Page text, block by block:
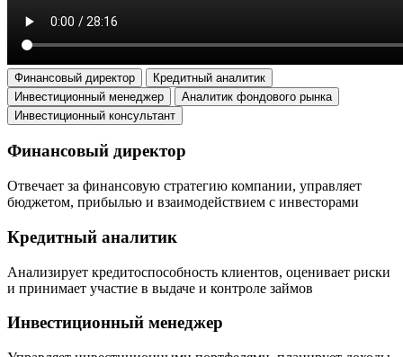
Финансовый директор
Кредитный аналитик
Инвестиционный менеджер
Аналитик фондового рынка
Инвестиционный консультант
Финансовый директор
Отвечает за финансовую стратегию компании, управляет
бюджетом, прибылью и взаимодействием с инвесторами
Кредитный аналитик
Анализирует кредитоспособность клиентов, оценивает риски
и принимает участие в выдаче и контроле займов
Инвестиционный менеджер